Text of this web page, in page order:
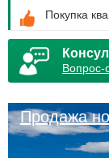
Покупка
Вопрос-
Продажа